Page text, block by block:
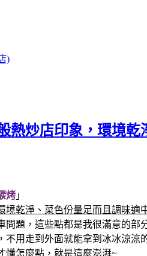
)
熱炒店印象，環境
烤 」
境乾淨、菜色份量足而且調味適
問題，這些點都是我很滿意的
用走到外面就能拿到冰冰涼
懂怎麼點，就是這麼澎湃~